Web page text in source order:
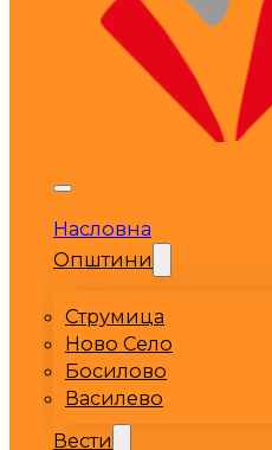
Насловна
Општини
Струмица
Ново Село
Босилово
Василево
Вести